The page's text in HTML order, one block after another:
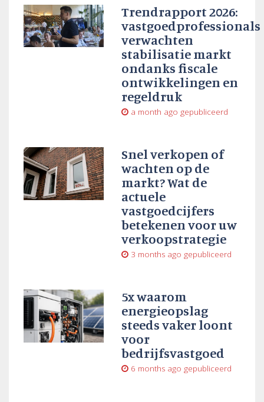
Trendrapport 2026:
vastgoedprofessionals
verwachten
stabilisatie markt
ondanks fiscale
ontwikkelingen en
regeldruk
a month ago gepubliceerd
Snel verkopen of
wachten op de
markt? Wat de
actuele
vastgoedcijfers
betekenen voor uw
verkoopstrategie
3 months ago gepubliceerd
5x waarom
energieopslag
steeds vaker loont
voor
bedrijfsvastgoed
6 months ago gepubliceerd